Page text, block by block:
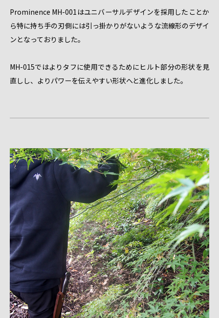
Prominence MH-001はユニバーサルデザインを採用したことか
ら特に持ち手の刃側には引っ掛かりがないような流線形のデザイ
ンとなっておりました。
MH-015ではよりタフに使用できるためにヒルト部分の形状を見
直しし、よりパワーを伝えやすい形状へと進化しました。